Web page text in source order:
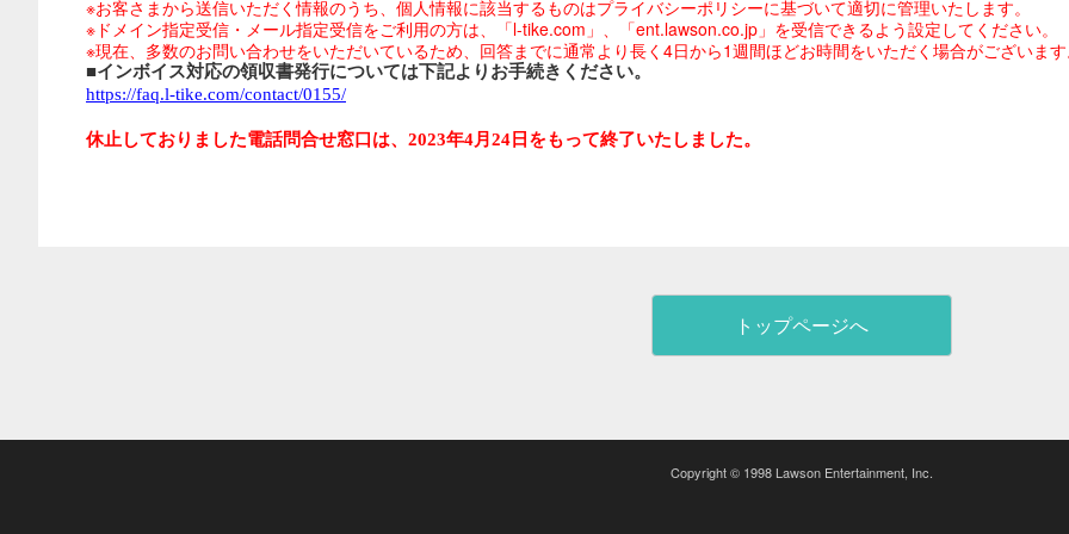
※お客さまから送信いただく情報のうち、個人情報に該当するものはプライバシーポリシーに基づいて適切に管理いたします。
※ドメイン指定受信・メール指定受信をご利用の方は、「l-tike.com」、「ent.lawson.co.jp」を受信できるよう設定してください。
※現在、多数のお問い合わせをいただいているため、回答までに通常より長く4日から1週間ほどお時間をいただく場合がございま
■インボイス対応の領収書発行については下記よりお手続きください。
https://faq.l-tike.com/contact/0155/
休止しておりました電話問合せ窓口は、2023年4月24日をもって終了いたしました。
トップページへ
Copyright © 1998 Lawson Entertainment, Inc.